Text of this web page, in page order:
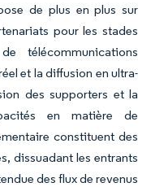
de plus en plus sur
pour les stades
télécommunications
et la diffusion en ultra-
des supporters et la
en matière de
constituent des
dissuadant les entrants
des flux de revenus